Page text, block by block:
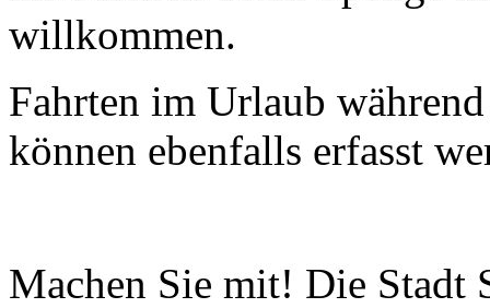
willkommen.
Fahrten im Urlaub
können ebenfalls erfasst
Machen Sie mit! Die Stadt